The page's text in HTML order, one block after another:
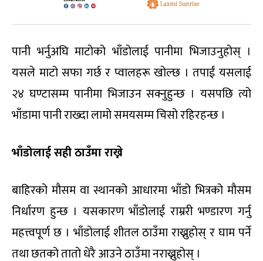
पानी भर्नुअघि माटोको भाँडोलाई पानीमा भिजाउनुहोस् ।
यसले माटो सफा गर्छ र प्वालहरू खोल्छ । तपाईं यसलाई
२४ घण्टासम्म पानीमा भिजाउन सक्नुहुन्छ । यसपछि त्यो
भाँडामा पानी राख्दा लामो समयसम्म चिसो रहिरहन्छ ।
भाँडोलाई सही ठाउँमा राख्ने
बाहिरको मौसम वा स्थानको आधारमा भाँडो भित्रको मौसम
निर्धारण हुन्छ । यसकारण भाँडोलाई राम्ररी भण्डारण गर्नु
महत्त्वपूर्ण छ । भाँडोलाई शीतल ठाउँमा राख्नुहोस् र घाम पर्ने
तथा छतको तातो धेरै आउने ठाउँमा नराख्नुहोस् ।